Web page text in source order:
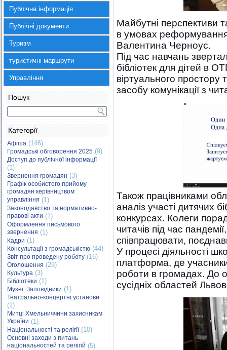
Публічна інформація
Публічні документи
Туризм
туристичні маршрути
Управління
Пошук
Категорії
Афіша (146)
Громадські обговорення 2025 (9)
Доступ до публічної інформації
(1)
Звернення громадян (3)
Графік особистого прийому
громадян керівництвом
управління (1)
Законодавство та нормативно-
правові акти (1)
Оформлення письмового
звернення (1)
Кадри (1)
Консультації з громадськістю (44)
Звіт про проведену роботу (16)
Оголошення (28)
Культура (3)
Бібліотеки (1)
Музеї. Заповідники (1)
Театрально-концертні установи
(1)
Митці Хмельниччини захисникам
України (1)
Національності та релігії(10)
Основні заходи з питань
національностей та релігій (5)
Майбутні перспективи
в умовах
Валентина Черноус.
Під час навчань
бібліотек для дітей в
віртуального
засобу комунікації з
Також працівниками
аналіз участі дитячих
конкурсах. Колеги
читачів під час
співпрацювати,
У процесі діяльності
платформа, де
роботи в громадах. До
сусідніх областей